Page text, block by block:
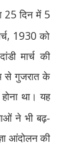
25 दिन में 5
, 1930 को
मार्च की
से गुजरात के
था। यह
ने भी बढ़-
आंदोलन की